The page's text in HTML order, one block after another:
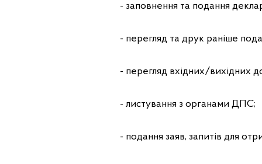
- заповнення та подання
- перегляд та друк раніше
- перегляд вхідних/вихідних
- листування з органами ДПС;
- подання заяв, запитів для